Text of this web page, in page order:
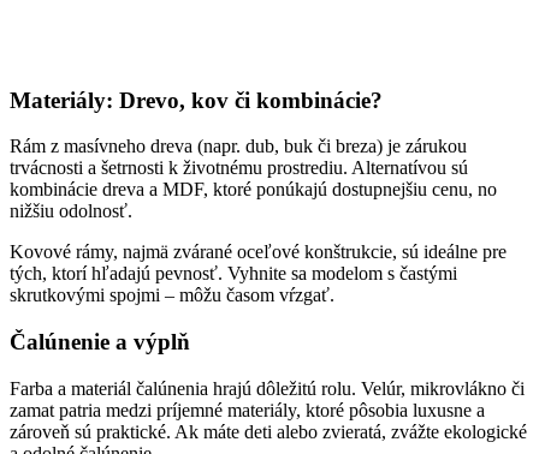
Materiály: Drevo, kov či kombinácie?
Rám z masívneho dreva (napr. dub, buk či breza) je zárukou
trvácnosti a šetrnosti k životnému prostrediu. Alternatívou sú
kombinácie dreva a MDF, ktoré ponúkajú dostupnejšiu cenu, no
nižšiu odolnosť.
Kovové rámy, najmä zvárané oceľové konštrukcie, sú ideálne pre
tých, ktorí hľadajú pevnosť. Vyhnite sa modelom s častými
skrutkovými spojmi – môžu časom vŕzgať.
Čalúnenie a výplň
Farba a materiál čalúnenia hrajú dôležitú rolu. Velúr, mikrovlákno či
zamat patria medzi príjemné materiály, ktoré pôsobia luxusne a
zároveň sú praktické. Ak máte deti alebo zvieratá, zvážte ekologické